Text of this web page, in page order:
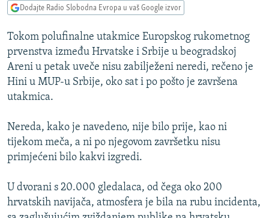
na
VIDEO
FOTOGALERIJE
INFOGRAFIKE
PODCASTI
RAT U UKRAJINI
KINA NA BALKANU
RSE PRIČE IZ SVIJETA
ISPRIČAJ MI
DNEVNO@RSE
SPECIJALI RSE
GENOCID U SREBRENICI
POPLAVE I KLIZIŠTA U BIH 2024.
PRATITE NAS
Dodajte Radio Slobodna Evropa u vaš Google izvor
Tokom polufinalne utakmice Europskog rukometnog
prvenstva između Hrvatske i Srbije u beogradskoj
Areni u petak uveče nisu zabilježeni neredi, rečeno je
Hini u MUP-u Srbije, oko sat i po pošto je završena
utakmica.
Nereda, kako je navedeno, nije bilo prije, kao ni
tijekom meča, a ni po njegovom završetku nisu
primjećeni bilo kakvi izgredi.
U dvorani s 20.000 gledalaca, od čega oko 200
hrvatskih navijača, atmosfera je bila na rubu incidenta,